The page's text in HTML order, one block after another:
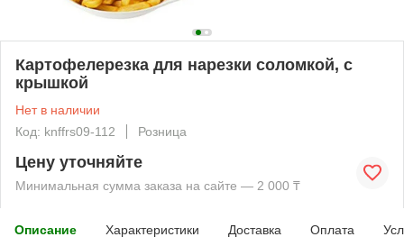
Картофелерезка для нарезки соломкой, с
крышкой
Нет в наличии
Код: knffrs09-112
Розница
Цену уточняйте
Минимальная сумма заказа на сайте — 2 000 ₸
Описание Характеристики Доставка Оплата